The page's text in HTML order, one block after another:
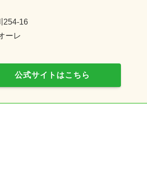
254-16
ーレ
公式サイトはこちら